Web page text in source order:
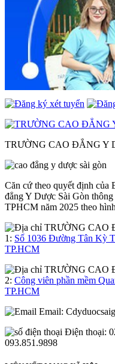
TRƯỜNG CAO ĐẲNG Y
Căn cứ theo quyết định
đẳng Y Dược Sài Gòn
TPHCM năm 2025 theo
1: Số 1036 Đường Tân Kỳ
TP.HCM
2: Công viên phần mềm
TP.HCM
Email:
Điện thoại:
093.851.9898